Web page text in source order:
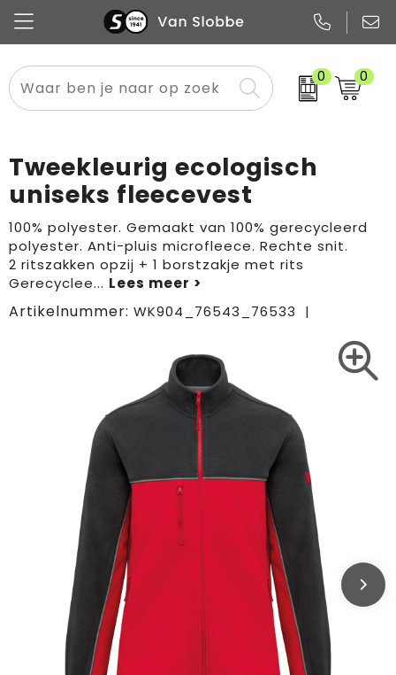
0 0
Alle categorieën
Snoep
Promo
Pennen
Notitieboekjes
Papier
Flessen
Glazen en karaffen
Merken
Meest gekozen
Sportkleding
Overig textiel
Boodschappen- en draagtassen
Sport & vrije tijd
Rugzakken
Tweekleurig ecologisch
uniseks fleecevest
100% polyester. Gemaakt van 100% gerecycleerd
polyester. Anti-pluis microfleece. Rechte snit.
2 ritszakken opzij + 1 borstzakje met rits
Gerecyclee...
Artikelnummer: WK904_76543_76533